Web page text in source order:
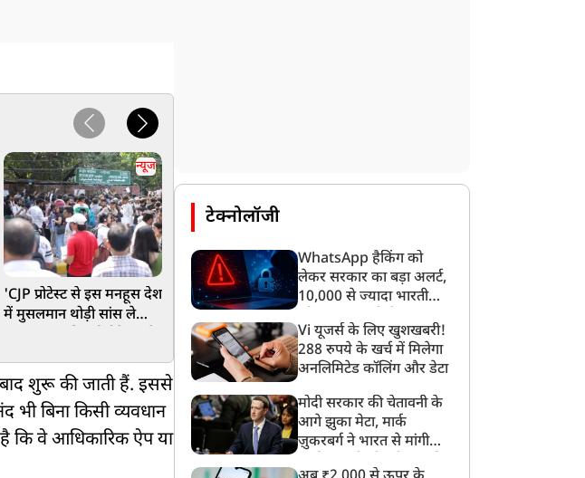
न्यूज
'CJP प्रोटेस्ट से इस मनहूस देश
में मुसलमान थोड़ी सांस ले
मचा बवाल; लोगों ने कहा-
पाकिस्तान भेजो
'भारत की पूर्वी सीमा पर बना
एक और पाकिस्तान', शेख
हसीना के बेटे साजीब जॉय ने
बांग्लादेश से सतर्क रहने को
कहा
‘E-20 के खिलाफ उठ रही
सरकार पर केजरीवाल का बड़ा
आरोप, सोशल मीडिया
सेंसरशिप का दावा
बाद शुरू की जाती हैं. इससे
भी बिना किसी व्यवधान
है कि वे आधिकारिक ऐप या
टेक्नोलॉजी
WhatsApp हैकिंग को
लेकर सरकार का बड़ा अलर्ट,
10,000 से ज्यादा भारतीयों
गया
Vi यूजर्स के लिए खुशखबरी!
288 रुपये के खर्च में मिलेगा
अनलिमिटेड कॉलिंग और डेटा
मोदी सरकार की चेतावनी के
आगे झुका मेटा, मार्क
ज़ुकरबर्ग ने भारत से मांगी